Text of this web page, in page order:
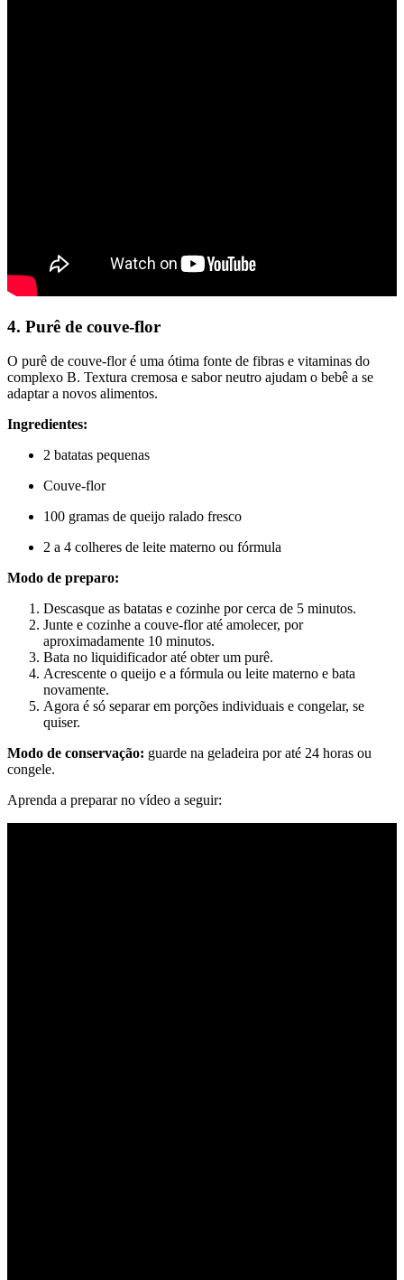
4. Purê de couve-flor
O purê de couve-flor é uma ótima fonte de fibras e vitaminas do
complexo B. Textura cremosa e sabor neutro ajudam o bebê a se
adaptar a novos alimentos.
Ingredientes:
2 batatas pequenas
Couve-flor
100 gramas de queijo ralado fresco
2 a 4 colheres de leite materno ou fórmula
Modo de preparo:
Descasque as batatas e cozinhe por cerca de 5 minutos.
Junte e cozinhe a couve-flor até amolecer, por
aproximadamente 10 minutos.
Bata no liquidificador até obter um purê.
Acrescente o queijo e a fórmula ou leite materno e bata
novamente.
Agora é só separar em porções individuais e congelar, se
quiser.
Modo de conservação: guarde na geladeira por até 24 horas ou
congele.
Aprenda a preparar no vídeo a seguir: